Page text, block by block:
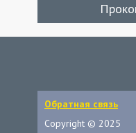
Обратная связь
Copyright © 2025